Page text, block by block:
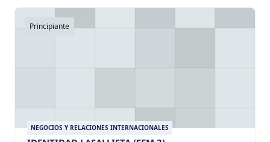
Principiante
NEGOCIOS Y RELACIONES INTERNACIONALES